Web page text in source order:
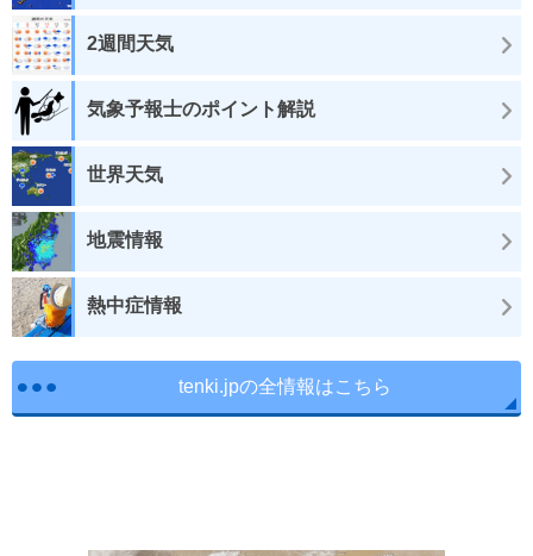
2週間天気
気象予報士のポイント解説
世界天気
地震情報
熱中症情報
tenki.jpの全情報はこちら